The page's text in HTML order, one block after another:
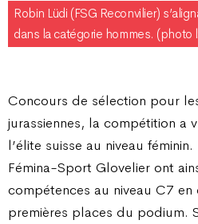
Robin Lüdi (FSG Reconvilier)
dans la catégorie hommes. (photo
Concours de sélection pour
jurassiennes, la compétition a
l’élite suisse au niveau
Fémina-Sport Glovelier ont
compétences au niveau C7
premières places du podium.